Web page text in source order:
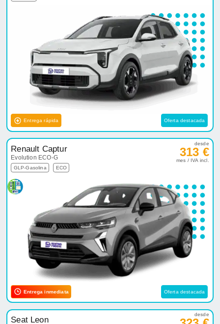
Entrega rápida Oferta destacada
Renault Captur
Evolution ECO-G
GLP-Gasolina ECO
desde
313 €
mes / IVA incl.
Entrega inmediata Oferta destacada
Seat Leon
desde